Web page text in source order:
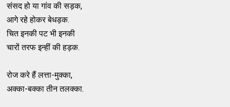
संसद हो या गांव की सड़क,
आगे रहे होकर बेधड़क.
चित इनकी पट भी इनकी
चारों तरफ इन्हीं की हड़क.
रोज करे हैं लत्ता-मुक्का,
अक्का-बक्का तीन तलक्का.